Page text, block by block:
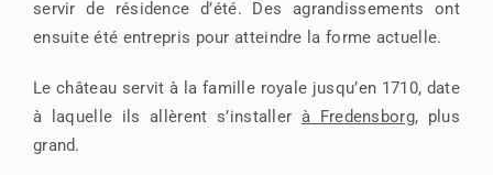
servir de résidence d’été. Des agrandissements ont
ensuite été entrepris pour atteindre la forme actuelle.
Le château servit à la famille royale jusqu’en 1710, date
à laquelle ils allèrent s’installer à Fredensborg, plus
grand.